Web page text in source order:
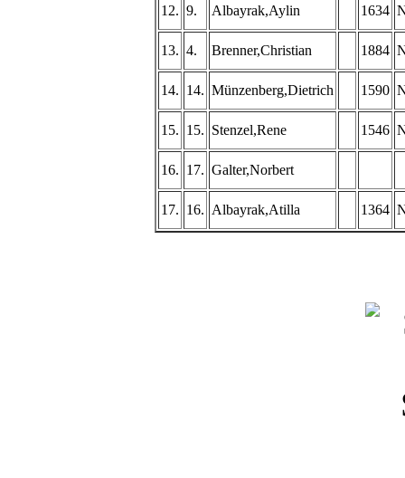
12. 9. Albayrak,Aylin 1634
13. 4. Brenner,Christian 1884
14. 14. Münzenberg,Dietrich 1590
15. 15. Stenzel,Rene 1546
16. 17. Galter,Norbert
17. 16. Albayrak,Atilla 1364